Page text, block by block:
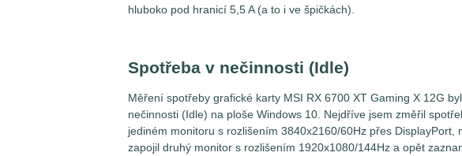
hluboko pod hranicí 5,5 A (a to i ve špičkách).
Spotřeba v nečinnosti (Idle)
Měření spotřeby grafické karty MSI RX 6700 XT Gaming X 12G
nečinnosti (Idle) na ploše Windows 10. Nejdříve jsem změřil
jediném monitoru s rozlišením 3840x2160/60Hz přes DisplayPort,
zapojil druhý monitor s rozlišením 1920x1080/144Hz a opět